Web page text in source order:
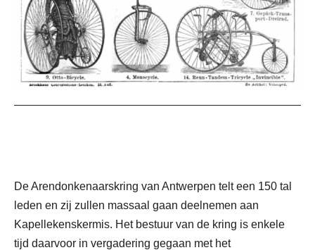
De Arendonkenaarskring van Antwerpen telt een 150 tal
leden en zij zullen massaal gaan deelnemen aan
Kapellekenskermis. Het bestuur van de kring is enkele
tijd daarvoor in vergadering gegaan met het